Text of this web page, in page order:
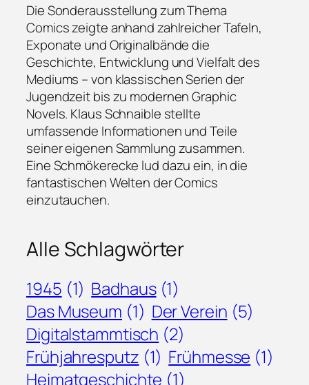
Die Sonderausstellung zum Thema
Comics zeigte anhand zahlreicher Tafeln,
Exponate und Originalbände die
Geschichte, Entwicklung und Vielfalt des
Mediums – von klassischen Serien der
Jugendzeit bis zu modernen Graphic
Novels. Klaus Schnaible stellte
umfassende Informationen und Teile
seiner eigenen Sammlung zusammen.
Eine Schmökerecke lud dazu ein, in die
fantastischen Welten der Comics
einzutauchen.
Alle Schlagwörter
1945 (1) Badhaus (1)
Das Museum (1) Der Verein (5)
Digitalstammtisch (2)
Frühjahresputz (1) Frühmesse (1)
Heimatgeschichte (1)